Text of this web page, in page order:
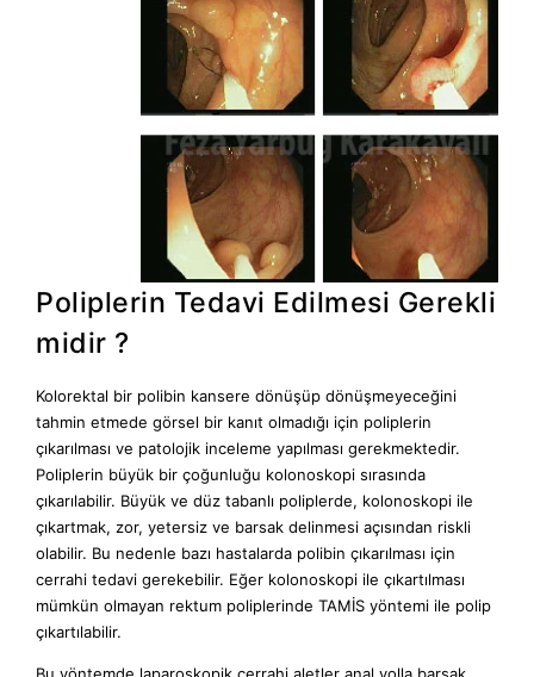
Poliplerin Tedavi Edilmesi Gerekli
midir ?
Kolorektal bir polibin kansere dönüşüp dönüşmeyeceğini
tahmin etmede görsel bir kanıt olmadığı için poliplerin
çıkarılması ve patolojik inceleme yapılması gerekmektedir.
Poliplerin büyük bir çoğunluğu kolonoskopi sırasında
çıkarılabilir. Büyük ve düz tabanlı poliplerde, kolonoskopi ile
çıkartmak, zor, yetersiz ve barsak delinmesi açısından riskli
olabilir. Bu nedenle bazı hastalarda polibin çıkarılması için
cerrahi tedavi gerekebilir. Eğer kolonoskopi ile çıkartılması
mümkün olmayan rektum poliplerinde TAMİS yöntemi ile polip
çıkartılabilir.
Bu yöntemde laparoskopik cerrahi aletler anal yolla barsak